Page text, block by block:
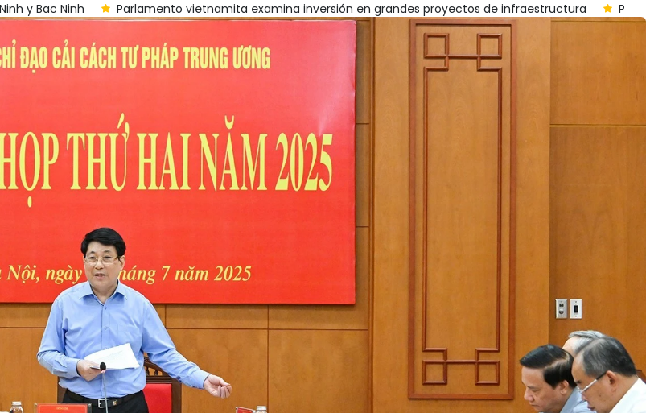
Premier vietnamita insta a reforzar la coordinación frente a las amenazas cibernéticas